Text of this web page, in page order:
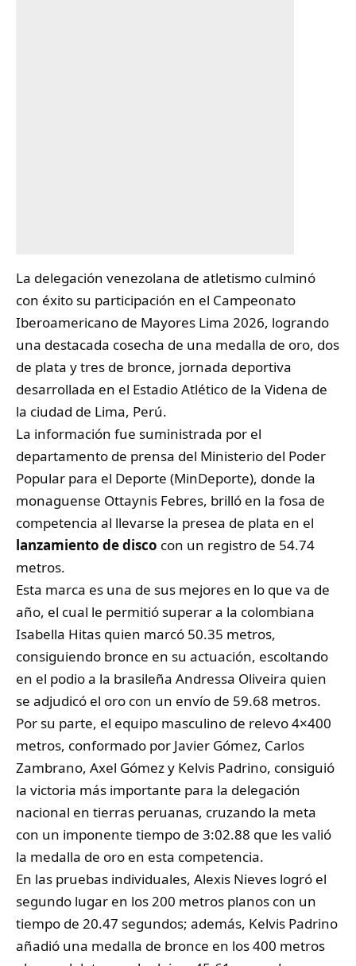
La delegación venezolana de atletismo culminó
con éxito su participación en el Campeonato
Iberoamericano de Mayores Lima 2026, logrando
una destacada cosecha de una medalla de oro, dos
de plata y tres de bronce, jornada deportiva
desarrollada en el Estadio Atlético de la Videna de
la ciudad de Lima, Perú.
La información fue suministrada por el
departamento de prensa del Ministerio del Poder
Popular para el Deporte (MinDeporte), donde la
monaguense Ottaynis Febres, brilló en la fosa de
competencia al llevarse la presea de plata en el
lanzamiento de disco con un registro de 54.74
metros.
Esta marca es una de sus mejores en lo que va de
año, el cual le permitió superar a la colombiana
Isabella Hitas quien marcó 50.35 metros,
consiguiendo bronce en su actuación, escoltando
en el podio a la brasileña Andressa Oliveira quien
se adjudicó el oro con un envío de 59.68 metros.
Por su parte, el equipo masculino de relevo 4×400
metros, conformado por Javier Gómez, Carlos
Zambrano, Axel Gómez y Kelvis Padrino, consiguió
la victoria más importante para la delegación
nacional en tierras peruanas, cruzando la meta
con un imponente tiempo de 3:02.88 que les valió
la medalla de oro en esta competencia.
En las pruebas individuales, Alexis Nieves logró el
segundo lugar en los 200 metros planos con un
tiempo de 20.47 segundos; además, Kelvis Padrino
añadió una medalla de bronce en los 400 metros